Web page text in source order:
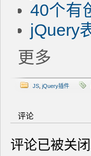
40个有
jQuery
更多
JS jQuery插件
评论
评论已被关闭